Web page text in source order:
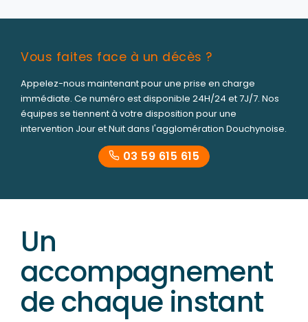
Vous faites face à un décès ?
Appelez-nous maintenant pour une prise en charge
immédiate. Ce numéro est disponible 24H/24 et 7J/7. Nos
équipes se tiennent à votre disposition pour une
intervention Jour et Nuit dans l'agglomération Douchynoise.
03 59 615 615
Un
accompagnement
de chaque instant